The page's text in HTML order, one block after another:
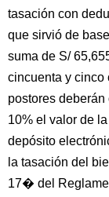
tasación con
que sirvió de
suma de S/
cincuenta y cinco
postores
10% el valor de
depósito
la tasación del
17� del